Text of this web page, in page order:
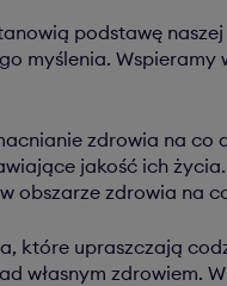
podstawę
myślenia. Wspieramy
zdrowia na co
jakość ich
zdrowia na
które upraszczają
własnym zdrowiem.